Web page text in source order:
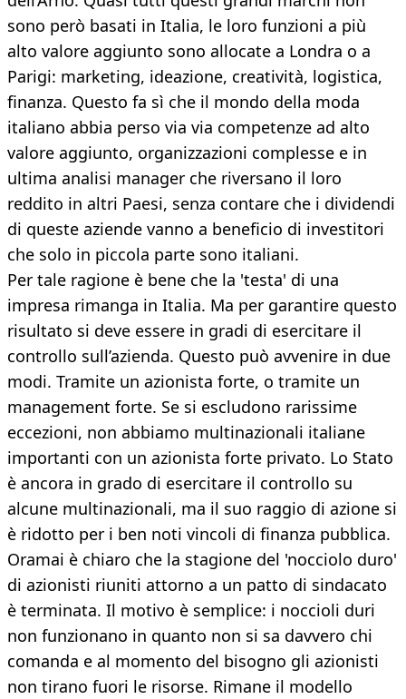
sono però basati in Italia, le loro funzioni a più
alto valore aggiunto sono allocate a Londra o a
Parigi: marketing, ideazione, creatività, logistica,
finanza. Questo fa sì che il mondo della moda
italiano abbia perso via via competenze ad alto
valore aggiunto, organizzazioni complesse e in
ultima analisi manager che riversano il loro
reddito in altri Paesi, senza contare che i dividendi
di queste aziende vanno a beneficio di investitori
che solo in piccola parte sono italiani.
Per tale ragione è bene che la 'testa' di una
impresa rimanga in Italia. Ma per garantire questo
risultato si deve essere in gradi di esercitare il
controllo sull’azienda. Questo può avvenire in due
modi. Tramite un azionista forte, o tramite un
management forte. Se si escludono rarissime
eccezioni, non abbiamo multinazionali italiane
importanti con un azionista forte privato. Lo Stato
è ancora in grado di esercitare il controllo su
alcune multinazionali, ma il suo raggio di azione si
è ridotto per i ben noti vincoli di finanza pubblica.
Oramai è chiaro che la stagione del 'nocciolo duro'
di azionisti riuniti attorno a un patto di sindacato
è terminata. Il motivo è semplice: i noccioli duri
non funzionano in quanto non si sa davvero chi
comanda e al momento del bisogno gli azionisti
non tirano fuori le risorse. Rimane il modello